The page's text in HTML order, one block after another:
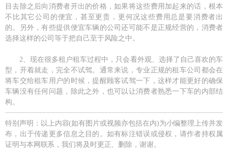
目去除之后向消费者开出的价格，如果将这些费用加起来的话，根本
不比其它公司的便宜，甚至更贵，更何况这些费用总是要消费者出
的。另外，有些提供便宜车辆的公司还可能不是正规经营的，消费者
选择这样的公司等于把自己至于风险之中。
2、现在很多租户租车过程中，只会看外观、选择了自己喜欢的车
型，开着就走，完全不试驾。通常来说，专业正规的租车公司都会在
将车交给租车用户的时候，提醒顾客试驾一下，这样才能更好的确保
车辆没有任何问题，除此之外，也可以让消费者熟悉一下车的内部结
构。
特别声明：以上内容(如有图片或视频亦包括在内)为小编整理上传并发
布，出于传递更多信息之目的。如有标注错误或侵权，请作者持权属
证明与本网联系，我们将及时更正、删除，谢谢。